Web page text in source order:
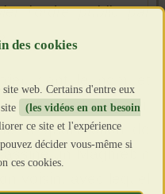
l’ordre public par
été publié et qui,
la qualification de
un Maghrébin
web. Certains d'entre eux
(les vidéos en ont besoin
ce site et l'expérience
décider vous-même si
ces cookies.